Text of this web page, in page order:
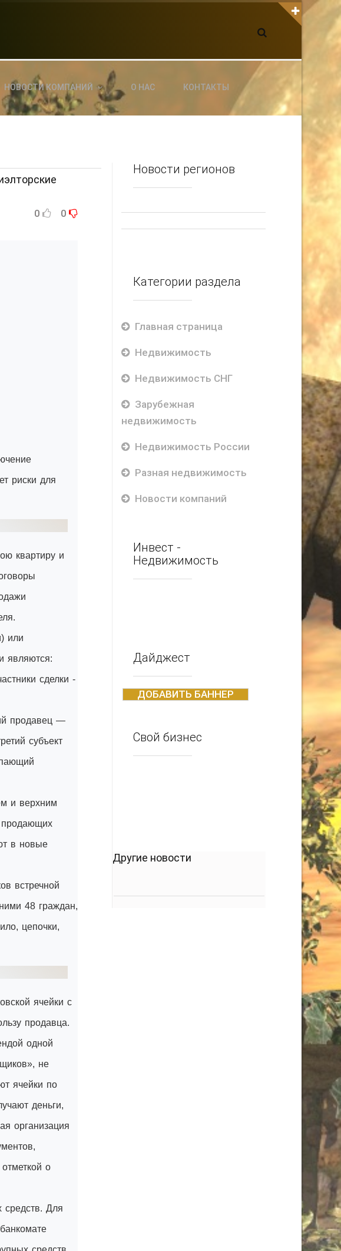
КАК С НАМИ СВЯЗАТЬСЯ
axin.ed@yandex.ru
yrikf40@gmail.com
Eltaro-Vrn.ru
НОВОСТИ КОМПАНИЙ О НАС КОНТАКТЫ
0 0
риски для
квартиру и
или
являются:
сделки -
продавец —
субъект
и верхним
продающих
в новые
встречной
48 граждан,
цепочки,
ячейки с
продавца.
одной
не
ячейки по
деньги,
организация
о
средств. Для
Новости регионов
Категории раздела
Главная страница
Недвижимость
Недвижимость СНГ
Зарубежная
недвижимость
Недвижимость России
Разная недвижимость
Новости компаний
Инвест -
Недвижимость
Дайджест
ДОБАВИТЬ БАННЕР
Свой бизнес
Другие новости